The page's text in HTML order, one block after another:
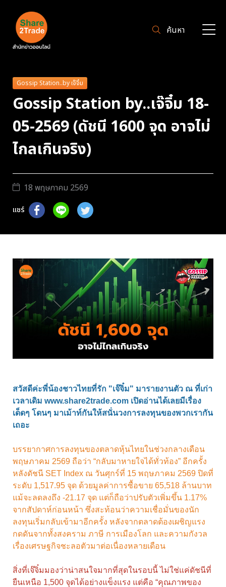
ค้นหา
Gossip Station..by เจ๊จิ๋ม
Gossip Station by..เจ๊จิ๋ม 18-
05-2569 (ดัชนี 1600 จุด อาจไม่
ไกลเกินจริง)
18 พฤษภาคม 2569
แชร์
สวัสดีค่ะพี่น้องชาวไทยที่รัก "เจ๊จิ๋ม" มารายงานตัว ณ ที่เก่า
เวลาเดิม www.share2trade.com เปิดอ่านได้เลยมีเรื่อง
เด็ดๆ โดนๆ มาเม้าท์กันให้สนั่นวงการลงทุนของพวกเรากัน
เถอะ
บรรยากาศการลงทุนของตลาดหุ้นไทยในช่วงกลางเดือน
พฤษภาคม 2569 ถือว่า “กลับมาหายใจได้ทั่วท้อง” อีกครั้ง
หลังดัชนี SET Index ณ วันศุกร์ที่ 15 พฤษภาคม 2569 ปิดที่
ระดับ 1,517.95 จุด ด้วยมูลค่าการซื้อขาย 65,518 ล้านบาท
แม้จะลดลงถึง -21.17 จุด แต่ก็ถือว่าปรับตัวเพิ่มขึ้น 1.17%
จากสัปดาห์ก่อนหน้า ซึ่งสะท้อนว่าความเชื่อมั่นของนัก
ลงทุนเริ่มกลับเข้ามาอีกครั้ง หลังจากตลาดต้องเผชิญแรง
กดดันจากทั้งสงคราม ภาษี การเมืองโลก และความกังวล
เรื่องเศรษฐกิจชะลอตัวมาต่อเนื่องหลายเดือน
สิ่งที่เจ๊จิ๋มมองว่าน่าสนใจมากที่สุดในรอบนี้ ไม่ใช่แค่ดัชนีที่
ยืนเหนือ 1,500 จุดได้อย่างแข็งแรง แต่คือ “คุณภาพของ